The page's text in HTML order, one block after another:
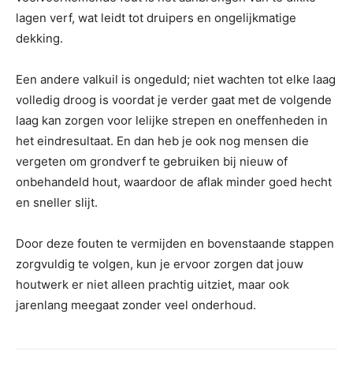
lagen verf, wat leidt tot druipers en ongelijkmatige
dekking.
Een andere valkuil is ongeduld; niet wachten tot elke laag
volledig droog is voordat je verder gaat met de volgende
laag kan zorgen voor lelijke strepen en oneffenheden in
het eindresultaat. En dan heb je ook nog mensen die
vergeten om grondverf te gebruiken bij nieuw of
onbehandeld hout, waardoor de aflak minder goed hecht
en sneller slijt.
Door deze fouten te vermijden en bovenstaande stappen
zorgvuldig te volgen, kun je ervoor zorgen dat jouw
houtwerk er niet alleen prachtig uitziet, maar ook
jarenlang meegaat zonder veel onderhoud.